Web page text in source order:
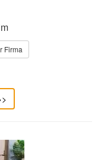
Firma